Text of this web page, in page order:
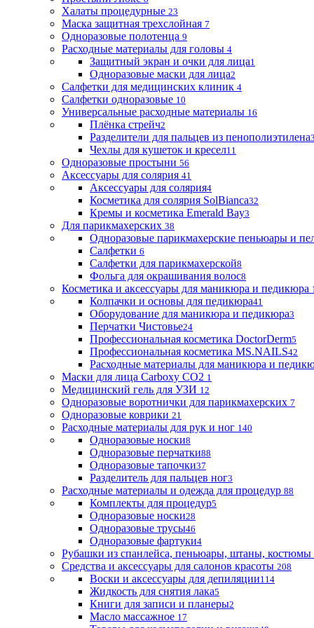
Халаты процедурные 23
Маска защитная трехслойная 7
Одноразовые полотенца 9
Расходные материалы для головы 4
Защитный экран и очки для лица1
Одноразовые маски для лица2
Салфетки для медицинских клиник 4
Салфетки одноразовые 10
Универсальные расходные материалы 16
Плёнка стрейч2
Разделители для пальцев из пенополиэтилена3
Чехлы для кушеток и кресел11
Одноразовые простыни 56
Аксессуары для солярия 41
Аксессуары для солярия4
Косметика для солярия SolBianca32
Кремы и косметика Emerald Bay3
Для парикмахерских 38
Одноразовые парикмахерские пеньюары и
Салфетки 6
Салфетки для парикмахерской8
Фольга для окрашивания волос8
Косметика и аксессуары для маникюра и педикюра
Колпачки и основы для педикюра41
Оборудование для маникюра и педикюра3
Перчатки Чистовье24
Профессиональная косметика DoctorDerm5
Профессиональная косметика MS.NAILS42
Расходные материалы для маникюра и
Маски для лица Carboxy CO2 1
Медицинский гель для УЗИ 12
Одноразовые воротнички для парикмахерских 7
Одноразовые коврики 21
Расходные материалы для рук и ног 140
Одноразовые носки8
Одноразовые перчатки88
Одноразовые тапочки37
Разделитель для пальцев ног3
Расходные материалы и одежда для процедур 88
Комплекты для процедур5
Одноразовые носки28
Одноразовые трусы46
Одноразовые фартуки4
Рубашки из спанлейса, пеньюары, штаны, костюмы
Средства и аксессуары для салонов красоты 208
Воски и аксессуары для депиляции114
Жидкость для снятия лака5
Книги для записи и планеры2
Масло массажное 17